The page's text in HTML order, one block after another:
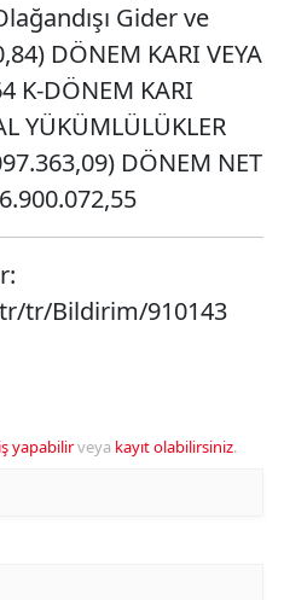
Gider ve
DÖNEM KARI VEYA
K-DÖNEM KARI
YÜKÜMLÜLÜKLER
DÖNEM NET
tr/Bildirim/910143
yapabilirveya kayıt olabilirsiniz.